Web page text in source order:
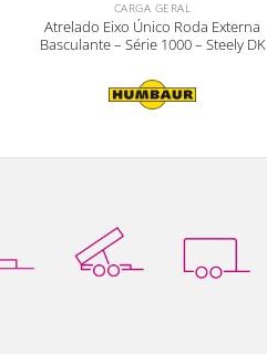
CARGA GERAL
Atrelado Eixo Único Roda Externa
Basculante – Série 1000 – Steely DK